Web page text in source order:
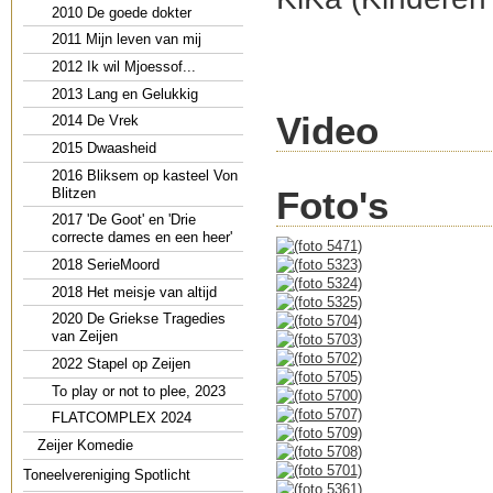
2010 De goede dokter
2011 Mijn leven van mij
2012 Ik wil Mjoessof...
2013 Lang en Gelukkig
2014 De Vrek
2015 Dwaasheid
2016 Bliksem op kasteel Von
Blitzen
2017 'De Goot' en 'Drie
correcte dames en een heer'
2018 SerieMoord
2018 Het meisje van altijd
2020 De Griekse Tragedies
van Zeijen
2022 Stapel op Zeijen
To play or not to plee, 2023
FLATCOMPLEX 2024
Zeijer Komedie
Toneelvereniging Spotlicht
Video
Foto's